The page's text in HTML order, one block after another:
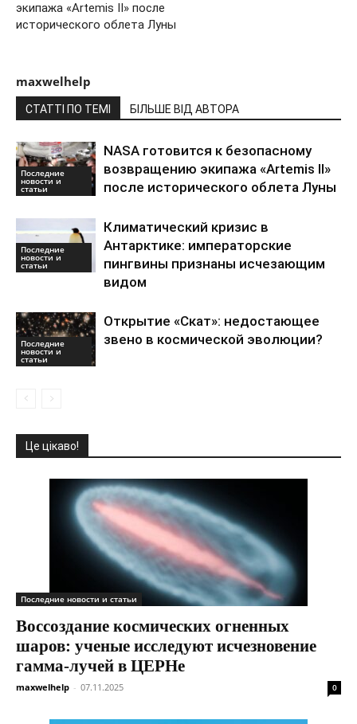
экипажа «Artemis II» после
исторического облета Луны
maxwelhelp
СТАТТІ ПО ТЕМІ БІЛЬШЕ ВІД АВТОРА
Последние
новости и
статьи
NASA готовится к безопасному
возвращению экипажа «Artemis II»
после исторического облета Луны
Последние
новости и
статьи
Климатический кризис в
Антарктике: императорские
пингвины признаны исчезающим
видом
Последние
новости и
статьи
Открытие «Скат»: недостающее
звено в космической эволюции?
Це цікаво!
Последние новости и статьи
Воссоздание космических огненных
шаров: ученые исследуют исчезновение
гамма-лучей в ЦЕРНе
maxwelhelp - 07.11.2025 0